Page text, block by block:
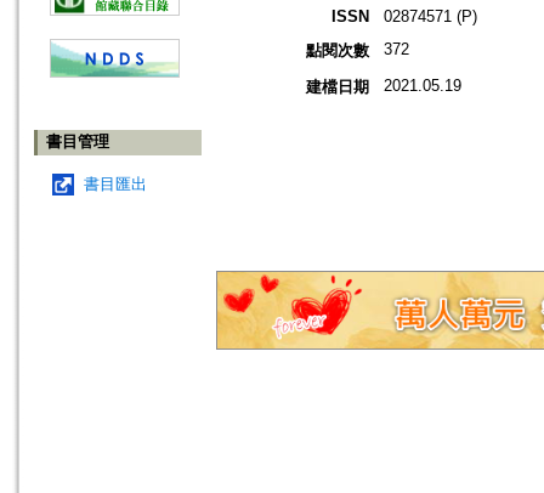
書目管理
書目匯出
ISSN
02874571 (P)
點閱次數
372
建檔日期 2021.05.19